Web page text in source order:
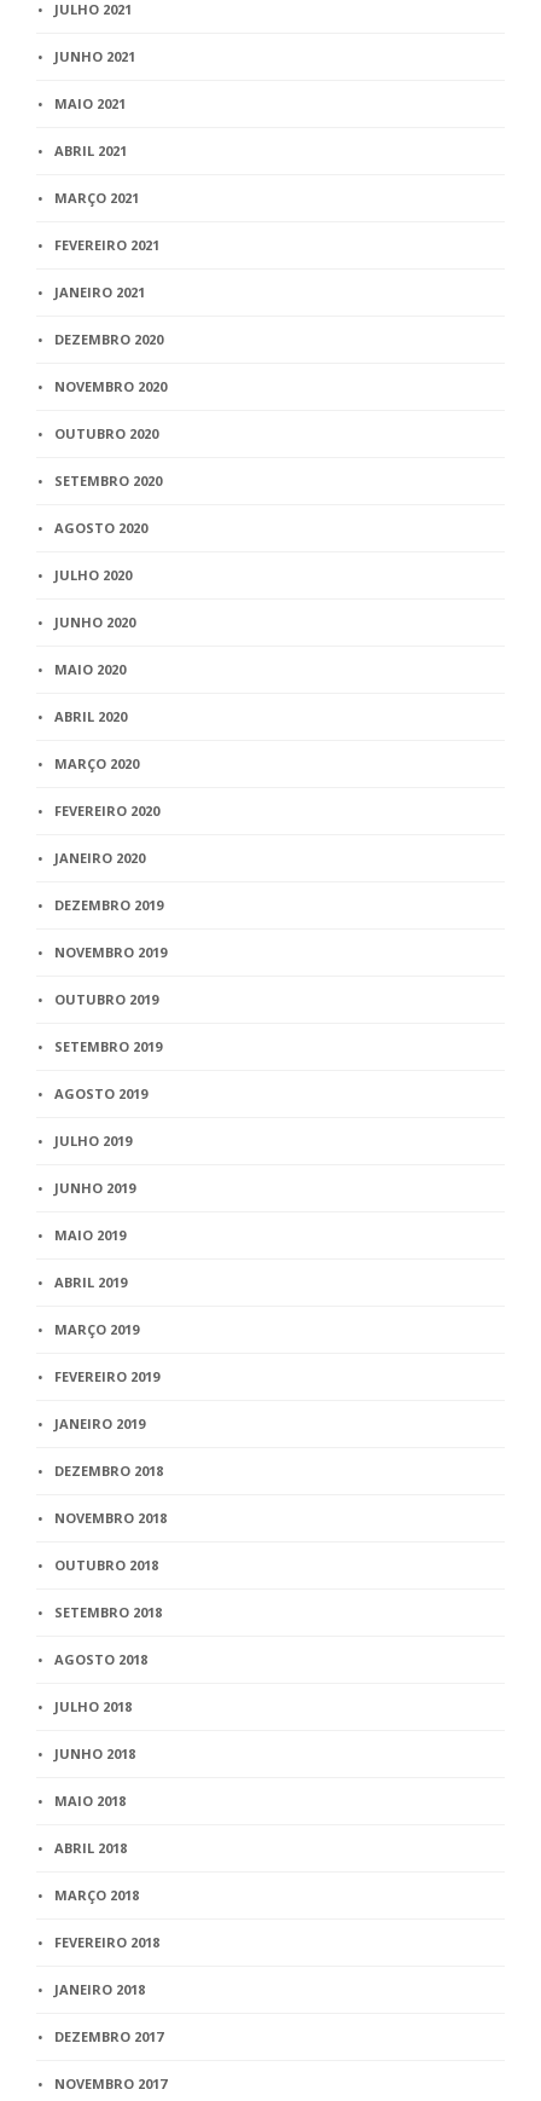
JULHO 2021
JUNHO 2021
MAIO 2021
ABRIL 2021
MARÇO 2021
FEVEREIRO 2021
JANEIRO 2021
DEZEMBRO 2020
NOVEMBRO 2020
OUTUBRO 2020
SETEMBRO 2020
AGOSTO 2020
JULHO 2020
JUNHO 2020
MAIO 2020
ABRIL 2020
MARÇO 2020
FEVEREIRO 2020
JANEIRO 2020
DEZEMBRO 2019
NOVEMBRO 2019
OUTUBRO 2019
SETEMBRO 2019
AGOSTO 2019
JULHO 2019
JUNHO 2019
MAIO 2019
ABRIL 2019
MARÇO 2019
FEVEREIRO 2019
JANEIRO 2019
DEZEMBRO 2018
NOVEMBRO 2018
OUTUBRO 2018
SETEMBRO 2018
AGOSTO 2018
JULHO 2018
JUNHO 2018
MAIO 2018
ABRIL 2018
MARÇO 2018
FEVEREIRO 2018
JANEIRO 2018
DEZEMBRO 2017
NOVEMBRO 2017